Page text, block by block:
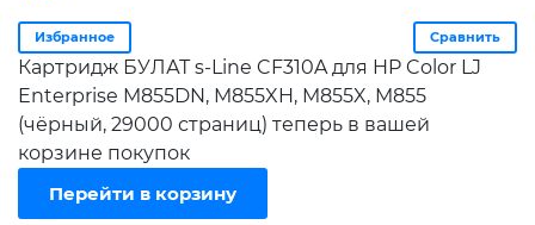
Избранное Сравнить
Картридж БУЛАТ s-Line CF310A для HP Color LJ
Enterprise M855DN, M855XH, M855X, M855
(чёрный, 29000 страниц) теперь в вашей
корзине покупок
Перейти в корзину